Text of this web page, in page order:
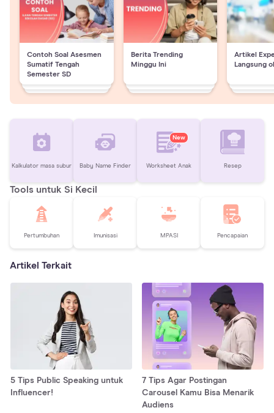
Contoh Soal Asesmen
Sumatif Tengah
Semester SD
Berita Trending
Minggu Ini
Artikel
Langsung
Kalkulator masa subur Baby Name Finder
New
Worksheet Anak Resep
Tools untuk Si Kecil
Pertumbuhan Imunisasi MPASI Pencapaian
Artikel Terkait
5 Tips Public Speaking untuk
Influencer!
7 Tips Agar Postingan
Carousel Kamu Bisa Menarik
Audiens